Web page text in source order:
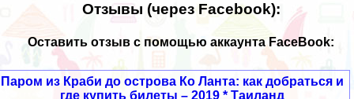
Отзывы (через Facebook):
Оставить отзыв с помощью аккаунта FaceBook:
Паром из Краби до острова Ко Ланта: как добраться и
где купить билеты – 2019 * Таиланд